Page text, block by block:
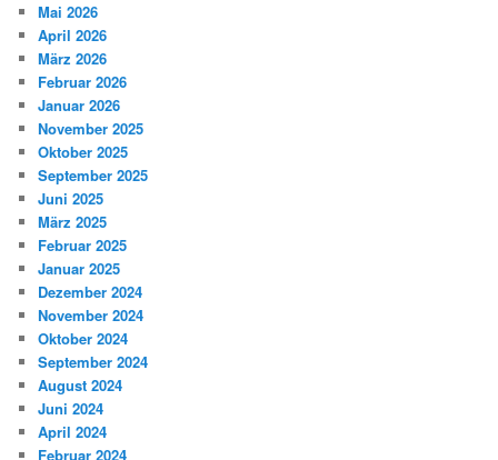
Mai 2026
April 2026
März 2026
Februar 2026
Januar 2026
November 2025
Oktober 2025
September 2025
Juni 2025
März 2025
Februar 2025
Januar 2025
Dezember 2024
November 2024
Oktober 2024
September 2024
August 2024
Juni 2024
April 2024
Februar 2024